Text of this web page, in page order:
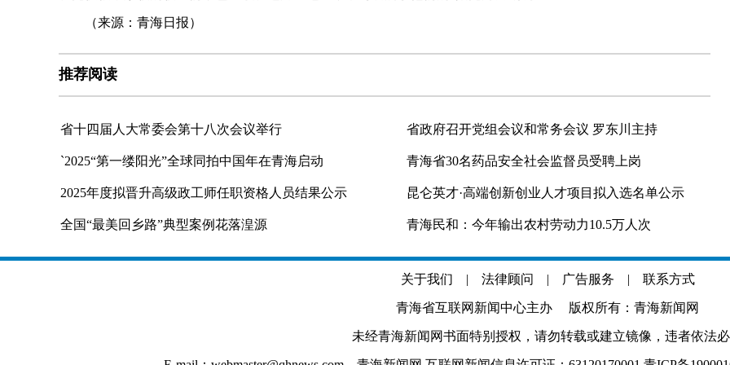
（来源：青海日报）
推荐阅读
省十四届人大常委会第十八次会议举行 省政府召开党组会议和常务会议 罗东川主持
`2025“第一缕阳光”全球同拍中国年在青海启动 青海省30名药品安全社会监督员受聘上岗
2025年度拟晋升高级政工师任职资格人员结果公示 昆仑英才·高端创新创业人才项目拟入选名单公示
全国“最美回乡路”典型案例花落湟源 青海民和：今年输出农村劳动力10.5万人次
关于我们 | 法律顾问 | 广告服务 | 联系方式
青海省互联网新闻中心主办 版权所有：青海新闻网
未经青海新闻网书面特别授权，请勿转载或建立镜像，违者依法